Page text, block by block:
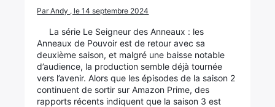
Par Andy , le 14 septembre 2024
La série Le Seigneur des Anneaux : les
Anneaux de Pouvoir est de retour avec sa
deuxième saison, et malgré une baisse notable
d’audience, la production semble déjà tournée
vers l’avenir. Alors que les épisodes de la saison 2
continuent de sortir sur Amazon Prime, des
rapports récents indiquent que la saison 3 est